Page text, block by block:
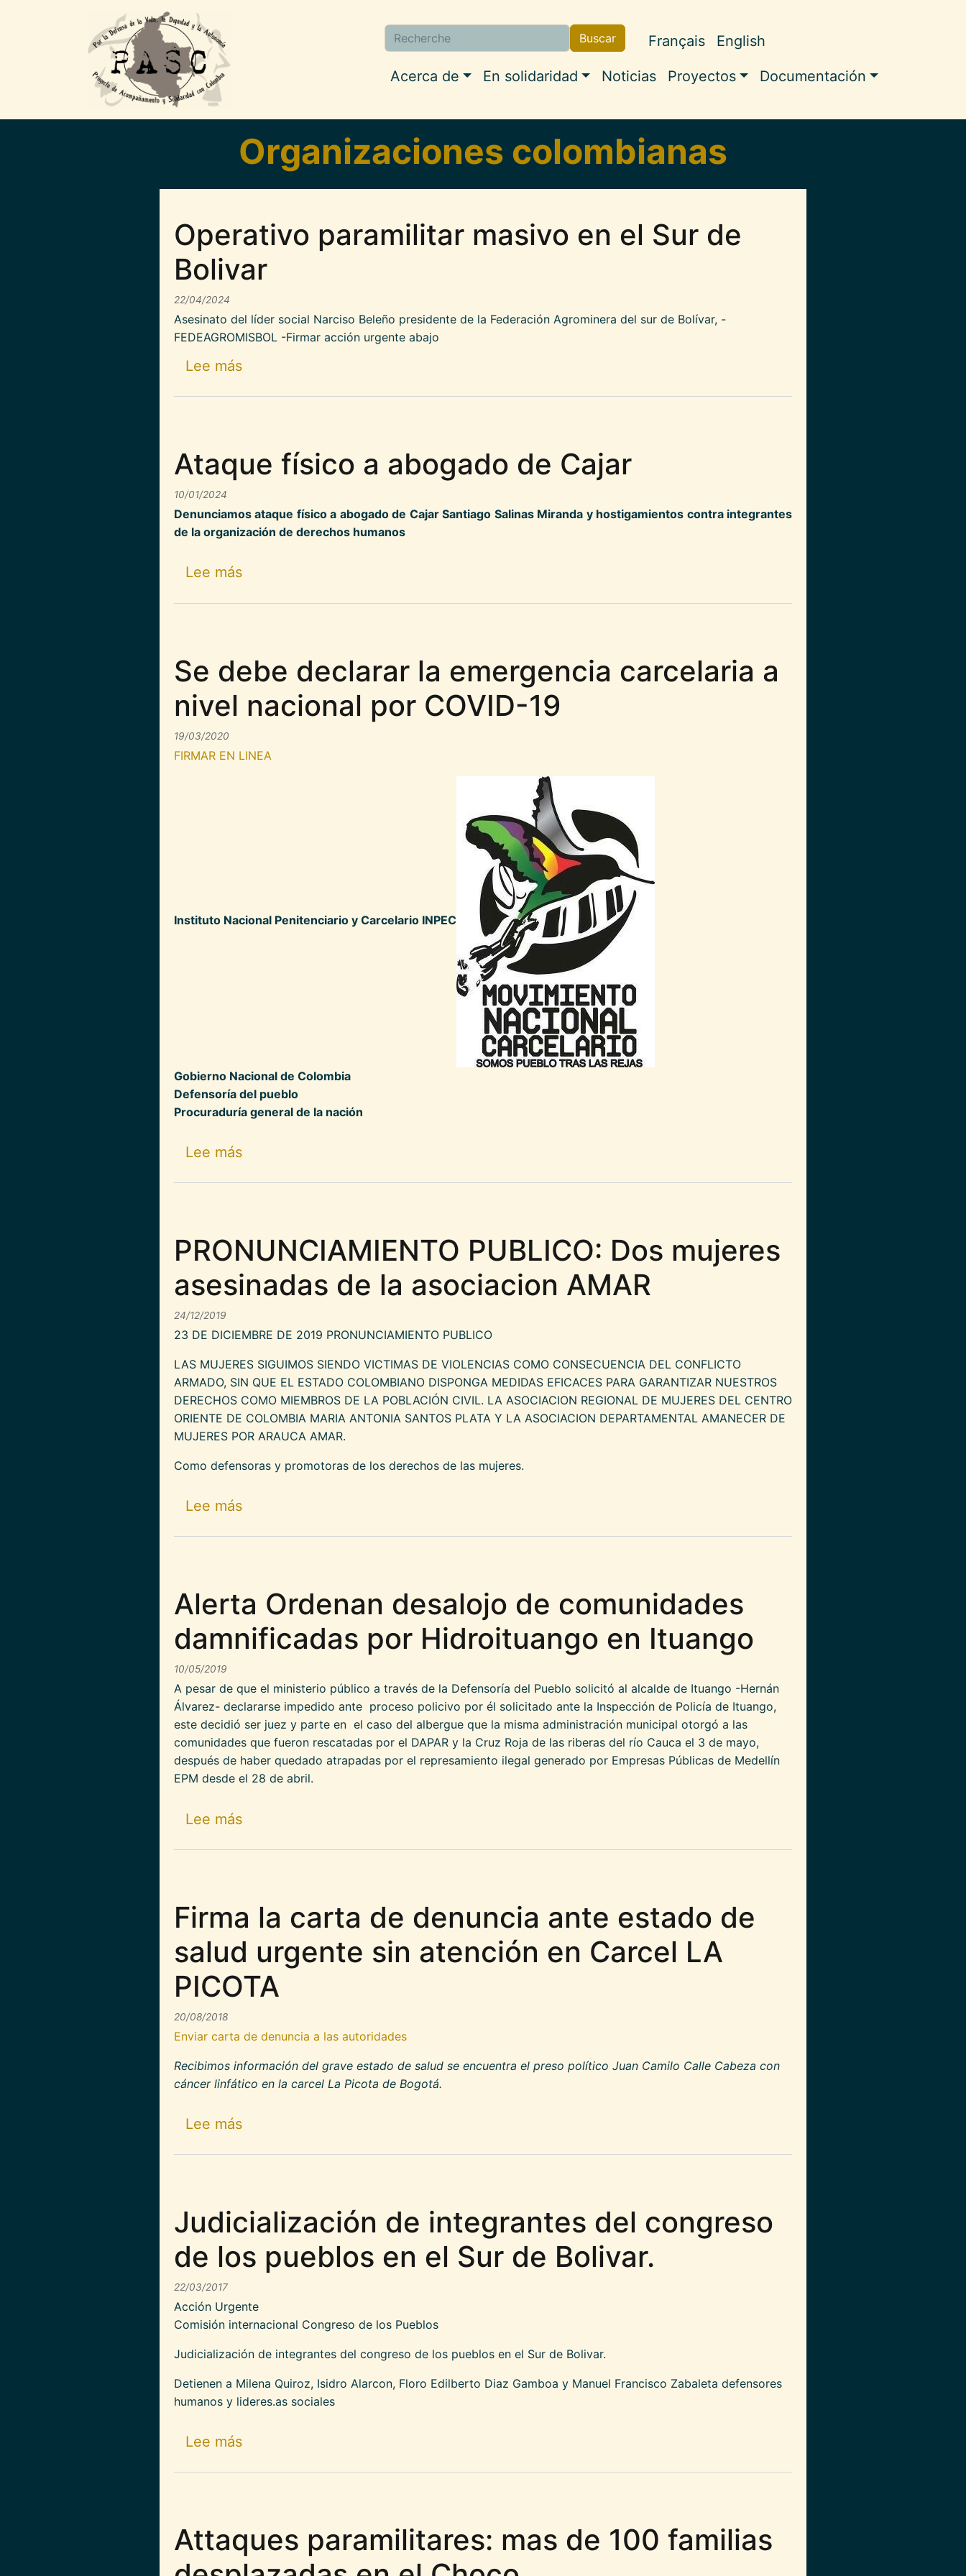
Navigation principale
Acerca de En solidaridad Noticias Proyectos Documentación
Buscar Buscar Français English
Organizaciones colombianas
Operativo paramilitar masivo en el Sur de
Bolivar
22/04/2024
Asesinato del líder social Narciso Beleño presidente de la Federación Agrominera del sur de Bolívar, -
FEDEAGROMISBOL -Firmar acción urgente abajo
Lee mássobre Operativo paramilitar masivo en el Sur de Bolivar
Ataque físico a abogado de Cajar
10/01/2024
Denunciamos ataque físico a abogado de Cajar Santiago Salinas Miranda y hostigamientos contra integrantes
de la organización de derechos humanos
Lee mássobre Ataque físico a abogado de Cajar
Se debe declarar la emergencia carcelaria a
nivel nacional por COVID-19
19/03/2020
FIRMAR EN LINEA
Instituto Nacional Penitenciario y Carcelario INPEC
Gobierno Nacional de Colombia
Defensoría del pueblo
Procuraduría general de la nación
Lee mássobre Se debe declarar la emergencia carcelaria a nivel nacional por COVID-19
PRONUNCIAMIENTO PUBLICO: Dos mujeres
asesinadas de la asociacion AMAR
24/12/2019
23 DE DICIEMBRE DE 2019 PRONUNCIAMIENTO PUBLICO
LAS MUJERES SIGUIMOS SIENDO VICTIMAS DE VIOLENCIAS COMO CONSECUENCIA DEL CONFLICTO
ARMADO, SIN QUE EL ESTADO COLOMBIANO DISPONGA MEDIDAS EFICACES PARA GARANTIZAR NUESTROS
DERECHOS COMO MIEMBROS DE LA POBLACIÓN CIVIL. LA ASOCIACION REGIONAL DE MUJERES DEL CENTRO
ORIENTE DE COLOMBIA MARIA ANTONIA SANTOS PLATA Y LA ASOCIACION DEPARTAMENTAL AMANECER DE
MUJERES POR ARAUCA AMAR.
Como defensoras y promotoras de los derechos de las mujeres.
Lee mássobre PRONUNCIAMIENTO PUBLICO: Dos mujeres asesinadas de la asociacion AMAR
Alerta Ordenan desalojo de comunidades
damnificadas por Hidroituango en Ituango
10/05/2019
A pesar de que el ministerio público a través de la Defensoría del Pueblo solicitó al alcalde de Ituango -Hernán
Álvarez- declararse impedido ante proceso policivo por él solicitado ante la Inspección de Policía de Ituango,
este decidió ser juez y parte en el caso del albergue que la misma administración municipal otorgó a las
comunidades que fueron rescatadas por el DAPAR y la Cruz Roja de las riberas del río Cauca el 3 de mayo,
después de haber quedado atrapadas por el represamiento ilegal generado por Empresas Públicas de Medellín
EPM desde el 28 de abril.
Lee mássobre Alerta Ordenan desalojo de comunidades damnificadas por Hidroituango en Ituango
Firma la carta de denuncia ante estado de
salud urgente sin atención en Carcel LA
PICOTA
20/08/2018
Enviar carta de denuncia a las autoridades
Recibimos información del grave estado de salud se encuentra el preso político Juan Camilo Calle Cabeza con
cáncer linfático en la carcel La Picota de Bogotá.
Lee mássobre Firma la carta de denuncia ante estado de salud urgente sin atención en Carcel LA PICOTA
Judicialización de integrantes del congreso
de los pueblos en el Sur de Bolivar.
22/03/2017
Acción Urgente
Comisión internacional Congreso de los Pueblos
Judicialización de integrantes del congreso de los pueblos en el Sur de Bolivar.
Detienen a Milena Quiroz, Isidro Alarcon, Floro Edilberto Diaz Gamboa y Manuel Francisco Zabaleta defensores
humanos y lideres.as sociales
Lee mássobre Judicialización de integrantes del congreso de los pueblos en el Sur de Bolivar.
Attaques paramilitares: mas de 100 familias